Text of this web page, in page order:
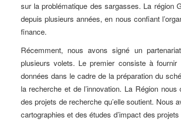
sur la problématique des sargasses. La région
depuis plusieurs années, en nous confiant
finance.
Récemment, nous avons signé un
plusieurs volets. Le premier consiste à
données dans le cadre de la préparation du
la recherche et de l’innovation. La Région
des projets de recherche qu’elle soutient. Nous
cartographies et des études d’impact des